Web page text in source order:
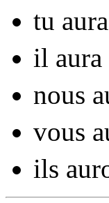
tu
il aura
nous
vous
ils